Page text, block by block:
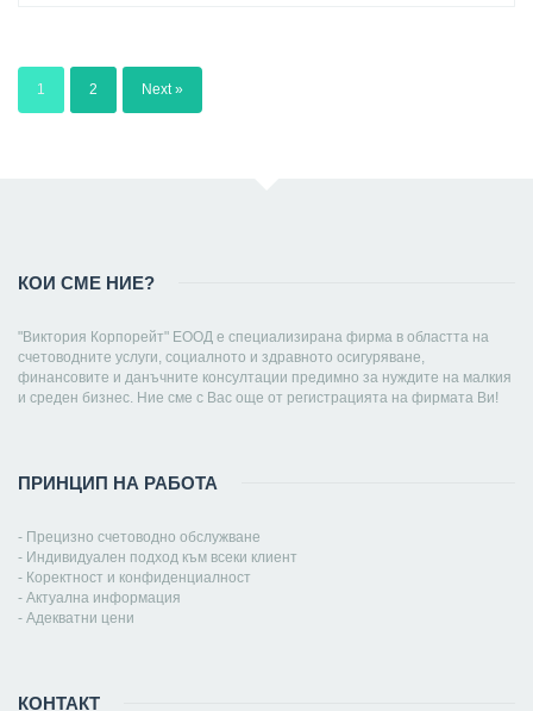
1 2 Next »
КОИ СМЕ НИЕ?
"Виктория Корпорейт" ЕООД е специализирана фирма в областта на
счетоводните услуги, социалното и здравното осигуряване,
финансовите и данъчните консултации предимно за нуждите на малкия
и среден бизнес. Ние сме с Вас още от регистрацията на фирмата Ви!
ПРИНЦИП НА РАБОТА
- Прецизно счетоводно обслужване
- Индивидуален подход към всеки клиент
- Коректност и конфиденциалност
- Актуална информация
- Адекватни цени
КОНТАКТ